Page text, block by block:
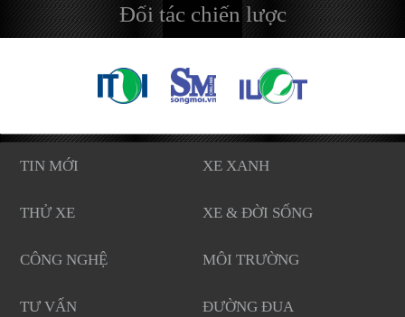
Đối tác chiến lược
TIN MỚI XE XANH
THỬ XE XE & ĐỜI SỐNG
CÔNG NGHỆ MÔI TRƯỜNG
TƯ VẤN ĐƯỜNG ĐUA